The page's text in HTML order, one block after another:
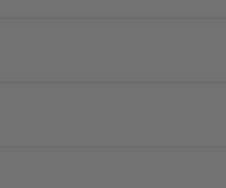
gamme de produits japonais,
Sauce soja, riz, dashi, miso…